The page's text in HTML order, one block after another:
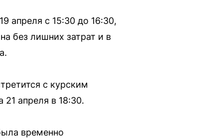
апреля с 15:30 до 16:30,
без лишних затрат и в
с курским
21 апреля в 18:30.
временно